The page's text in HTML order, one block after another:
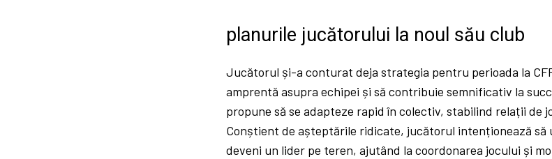
planurile jucătorului la noul său club
Jucătorul și-a conturat deja strategia pentru perioada la
amprentă asupra echipei și să contribuie semnificativ la
propune să se adapteze rapid în colectiv, stabilind relații de
Conștient de așteptările ridicate, jucătorul intenționează să
deveni un lider pe teren, ajutând la coordonarea jocului și